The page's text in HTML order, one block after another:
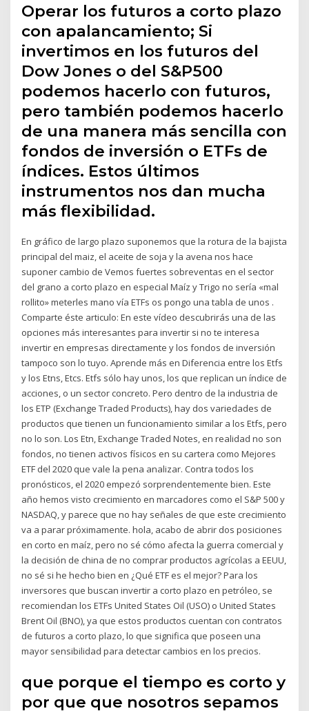
Operar los futuros a corto plazo
con apalancamiento; Si
invertimos en los futuros del
Dow Jones o del S&P500
podemos hacerlo con futuros,
pero también podemos hacerlo
de una manera más sencilla con
fondos de inversión o ETFs de
índices. Estos últimos
instrumentos nos dan mucha
más flexibilidad.
En gráfico de largo plazo suponemos que la rotura de la bajista
principal del maiz, el aceite de soja y la avena nos hace
suponer cambio de Vemos fuertes sobreventas en el sector
del grano a corto plazo en especial Maíz y Trigo no sería «mal
rollito» meterles mano vía ETFs os pongo una tabla de unos .
Comparte éste articulo: En este vídeo descubrirás una de las
opciones más interesantes para invertir si no te interesa
invertir en empresas directamente y los fondos de inversión
tampoco son lo tuyo. Aprende más en Diferencia entre los Etfs
y los Etns, Etcs. Etfs sólo hay unos, los que replican un índice de
acciones, o un sector concreto. Pero dentro de la industria de
los ETP (Exchange Traded Products), hay dos variedades de
productos que tienen un funcionamiento similar a los Etfs, pero
no lo son. Los Etn, Exchange Traded Notes, en realidad no son
fondos, no tienen activos físicos en su cartera como Mejores
ETF del 2020 que vale la pena analizar. Contra todos los
pronósticos, el 2020 empezó sorprendentemente bien. Este
año hemos visto crecimiento en marcadores como el S&P 500 y
NASDAQ, y parece que no hay señales de que este crecimiento
va a parar próximamente. hola, acabo de abrir dos posiciones
en corto en maíz, pero no sé cómo afecta la guerra comercial y
la decisión de china de no comprar productos agrícolas a EEUU,
no sé si he hecho bien en ¿Qué ETF es el mejor? Para los
inversores que buscan invertir a corto plazo en petróleo, se
recomiendan los ETFs United States Oil (USO) o United States
Brent Oil (BNO), ya que estos productos cuentan con contratos
de futuros a corto plazo, lo que significa que poseen una
mayor sensibilidad para detectar cambios en los precios.
que porque el tiempo es corto y
por que que nosotros sepamos